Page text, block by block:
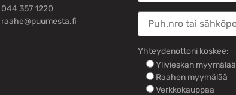
044 357 1220
raahe@puumesta.fi
Yhteydenottoni koskee:
Ylivieskan myymälää
Raahen myymälää
Verkkokauppaa